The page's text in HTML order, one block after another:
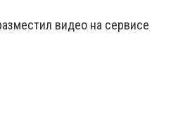
видео на сервисе